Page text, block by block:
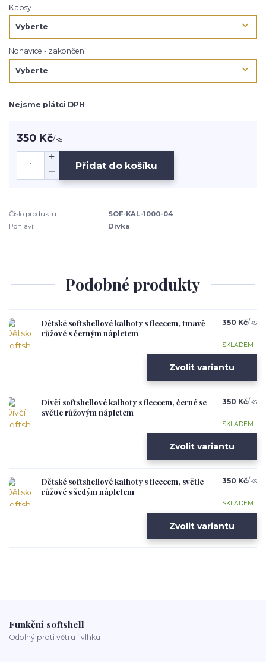
Kapsy
Nohavice - zakončení
Nejsme plátci DPH
350 Kč/ks
Přidat do košíku
Číslo produktu:
SOF-KAL-1000-04
Pohlaví:
Dívka
Podobné produkty
Dětské softshellové kalhoty s fleecem, tmavě
růžové s černým nápletem
350 Kč/ks
SKLADEM
Zvolit variantu
Dívčí softshellové kalhoty s fleecem, černé se
světle růžovým nápletem
350 Kč/ks
SKLADEM
Zvolit variantu
Dětské softshellové kalhoty s fleecem, světle
růžové s šedým nápletem
350 Kč/ks
SKLADEM
Zvolit variantu
Funkční softshell
Odolný proti větru i vlhku